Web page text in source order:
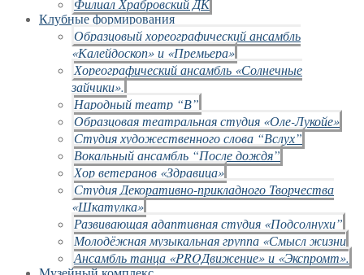
Филиал Храбровский ДК
Клубные формирования
Образцовый хореографический ансамбль
«Калейдоскоп» и «Премьера»
Хореографический ансамбль «Солнечные
зайчики».
Народный театр “В”
Образцовая театральная студия «Оле-Лукойе»
Студия художественного слова “Вслух”
Вокальный ансамбль “После дождя”
Хор ветеранов «Здравица»
Студия Декоративно-прикладного Творчества
«Шкатулка»
Развивающая адаптивная студия «Подсолнухи”
Молодёжная музыкальная группа «Смысл жизни
Ансамбль танца «PROДвижение» и «Экспромт».